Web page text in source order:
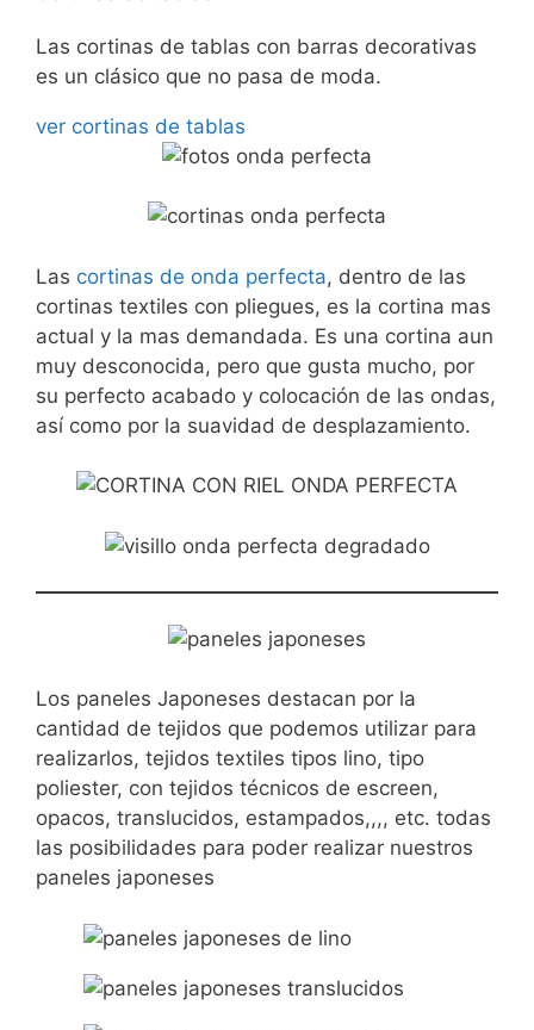
Las cortinas de tablas con barras decorativas
es un clásico que no pasa de moda.
ver cortinas de tablas
Las cortinas de onda perfecta, dentro de las
cortinas textiles con pliegues, es la cortina mas
actual y la mas demandada. Es una cortina aun
muy desconocida, pero que gusta mucho, por
su perfecto acabado y colocación de las ondas,
así como por la suavidad de desplazamiento.
Los paneles Japoneses destacan por la
cantidad de tejidos que podemos utilizar para
realizarlos, tejidos textiles tipos lino, tipo
poliester, con tejidos técnicos de escreen,
opacos, translucidos, estampados,,,, etc. todas
las posibilidades para poder realizar nuestros
paneles japoneses